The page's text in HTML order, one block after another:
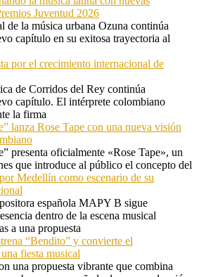
Juventud 2026
de la música urbana Ozuna continúa
capítulo en su exitosa trayectoria al
por el crecimiento internacional de
de Corridos del Rey continúa
capítulo. El intérprete colombiano
la firma
lanza Rose Tape con una nueva visión
presenta oficialmente «Rose Tape», un
que introduce al público el concepto del
Medellín como escenario de su
española MAPY B sigue
dentro de la escena musical
a una propuesta
“Bendito” y convierte el
fiesta musical
una propuesta vibrante que combina